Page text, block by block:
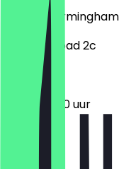
B30 2ET
Birmingham
Midland Road 2c
12:00 - 19:00 uur